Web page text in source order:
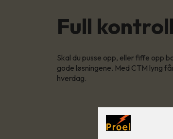
Full
Skal du pusse opp, eller fiffe opp
gode løsningene. Med CTM lyng
hverdag.